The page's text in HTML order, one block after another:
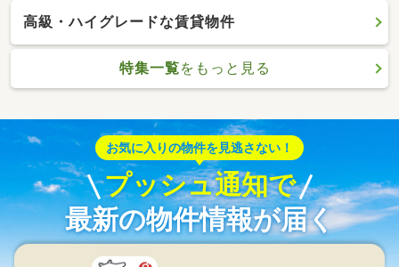
高級・ハイグレードな賃貸物件
特集一覧をもっと見る
お気に入りの物件を見逃さない！
プッシュ通知で
最新の物件情報が届く